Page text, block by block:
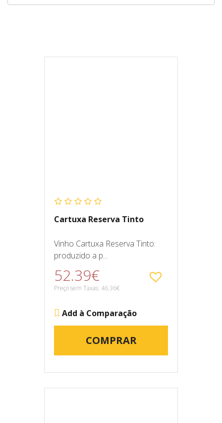
Cartuxa Reserva Tinto
Vinho Cartuxa Reserva Tinto:
produzido a p...
52.39€
Preço sem Taxas: 46.36€
Add à Comparação
COMPRAR